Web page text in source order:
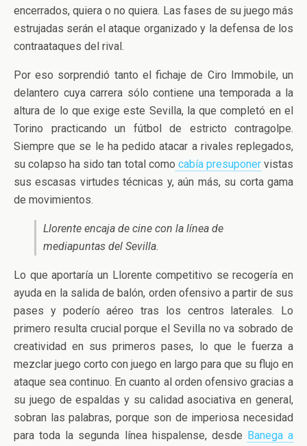
encerrados, quiera o no quiera. Las fases de su juego más
estrujadas serán el ataque organizado y la defensa de los
contraataques del rival.
Por eso sorprendió tanto el fichaje de Ciro Immobile, un
delantero cuya carrera sólo contiene una temporada a la
altura de lo que exige este Sevilla, la que completó en el
Torino practicando un fútbol de estricto contragolpe.
Siempre que se le ha pedido atacar a rivales replegados,
su colapso ha sido tan total como cabía presuponervistas
sus escasas virtudes técnicas y, aún más, su corta gama
de movimientos.
Llorente encaja de cine con la línea de
mediapuntas del Sevilla.
Lo que aportaría un Llorente competitivo se recogería en
ayuda en la salida de balón, orden ofensivo a partir de sus
pases y poderío aéreo tras los centros laterales. Lo
primero resulta crucial porque el Sevilla no va sobrado de
creatividad en sus primeros pases, lo que le fuerza a
mezclar juego corto con juego en largo para que su flujo en
ataque sea continuo. En cuanto al orden ofensivo gracias a
su juego de espaldas y su calidad asociativa en general,
sobran las palabras, porque son de imperiosa necesidad
para toda la segunda línea hispalense, desde Banega a